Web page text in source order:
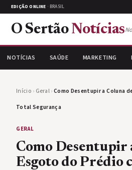
EDIÇÃO ONLINE · BRASIL
O Sertão Notícias
NOTÍCIAS SAÚDE MARKETING
Início › Geral›Como Desentupir a Coluna
Total Segurança
GERAL
Como Desentupir
Esgoto do Prédio